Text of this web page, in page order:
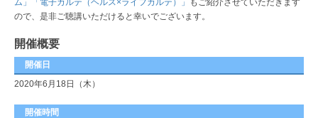
ム」「電子カルテ（ヘルス×ライフカルテ）」
もご紹介させていただきます
ので、是非ご聴講いただけると幸いでございます。
開催概要
開催日
2020年6月18日（木）
開催時間